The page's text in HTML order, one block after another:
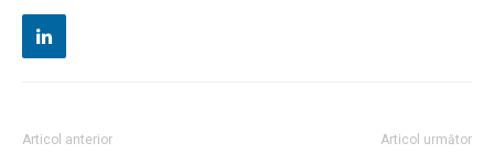
Articol anterior Articol următor